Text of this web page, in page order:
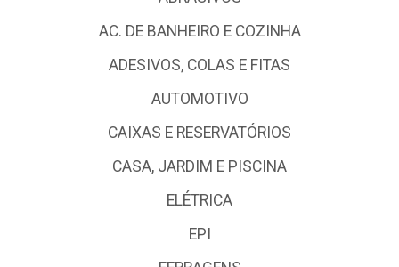
AC. DE BANHEIRO E COZINHA
ADESIVOS, COLAS E FITAS
AUTOMOTIVO
CAIXAS E RESERVATÓRIOS
CASA, JARDIM E PISCINA
ELÉTRICA
EPI